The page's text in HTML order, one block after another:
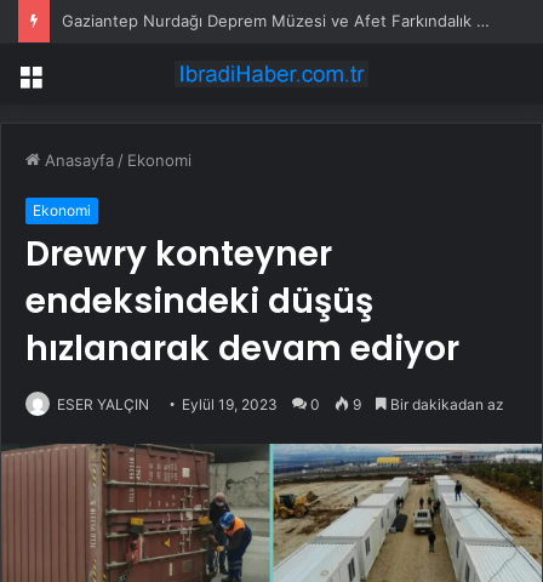
Gaziantep Nurdağı Deprem Müzesi ve Afet Farkındalık Merkezi için iş birliği
Menü
Anasayfa / Ekonomi
Ekonomi
Drewry konteyner
endeksindeki düşüş
hızlanarak devam ediyor
ESER YALÇIN Eylül 19, 2023 0 9 Bir dakikadan az